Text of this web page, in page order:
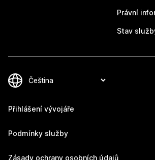
Právní
Stav
Přihlášení vývojáře
Podmínky služby
Zásady ochrany osobních údajů